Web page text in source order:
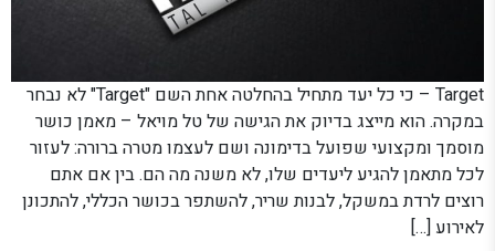
Target – כי כל יעד מתחיל בהחלטה אחת השם "Target" לא נבחר
במקרה. הוא מייצג בדיוק את הגישה של טל מויאל – מאמן כושר
מוסמך ומקצועי שפועל בדימונה ושם לעצמו מטרה ברורה: לעזור
לכל מתאמן להגיע ליעדים שלו, לא משנה מה הם. בין אם אתם
רוצים לרדת במשקל, לבנות שריר, להשתפר בכושר הכללי, להתכונן
לאירוע […]